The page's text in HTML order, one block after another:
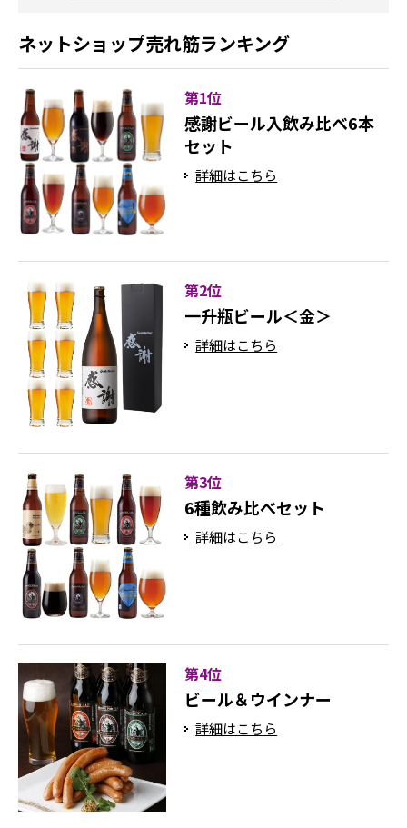
ネットショップ売れ筋ランキング
第1位
感謝ビール入飲み比べ6本
セット
詳細はこちら
第2位
一升瓶ビール＜金＞
詳細はこちら
第3位
6種飲み比べセット
詳細はこちら
第4位
ビール＆ウインナー
詳細はこちら